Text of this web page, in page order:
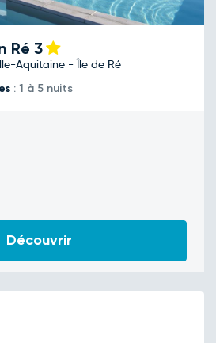
Ré 3
Aquitaine - Île de Ré
: 1 à 5 nuits
Découvrir